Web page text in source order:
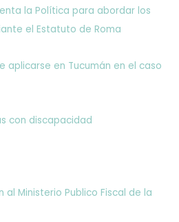
la Política para abordar los
el Estatuto de Roma
aplicarse en Tucumán en el caso
con discapacidad
Ministerio Publico Fiscal de la